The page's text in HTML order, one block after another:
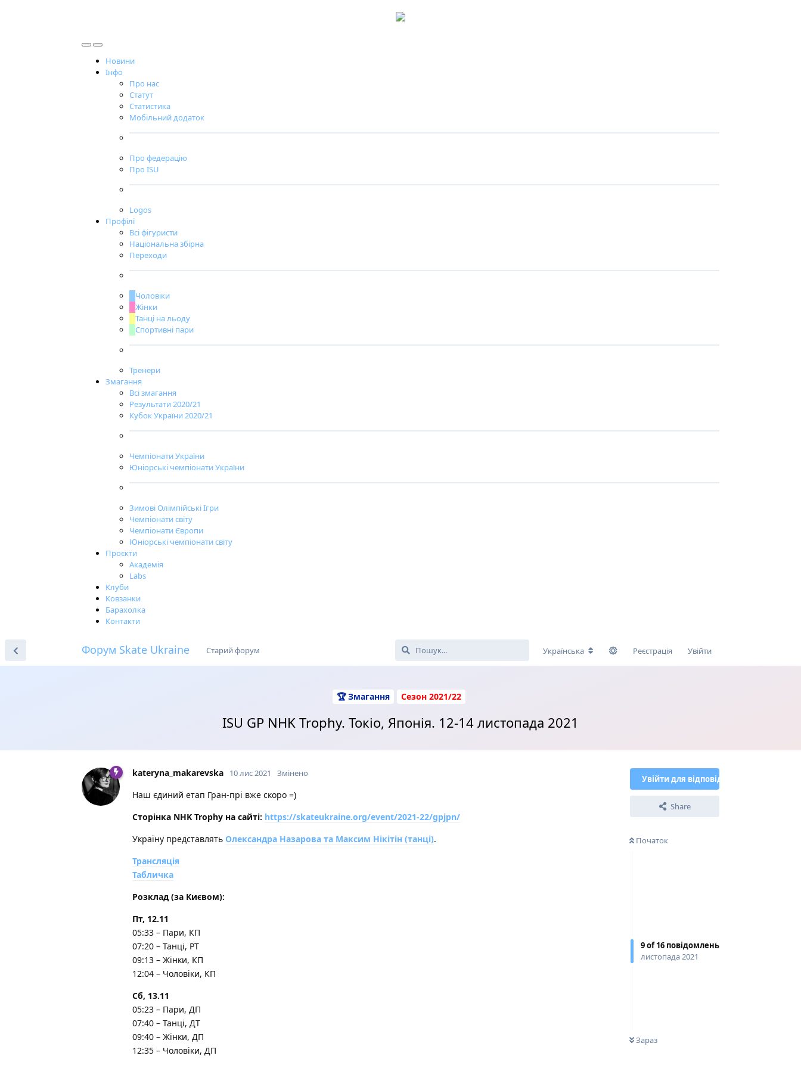
Новини
Інфо
Про нас
Статут
Статистика
Мобільний додаток
Про федерацію
Про ISU
Logos
Профілі
Всі фігуристи
Національна збірна
Переходи
Чоловіки
Жінки
Танці на льоду
Спортивні пари
Тренери
Змагання
Всі змагання
Результати 2020/21
Кубок України 2020/21
Чемпіонати України
Юніорські чемпіонати України
Зимові Олімпійські Ігри
Чемпіонати світу
Чемпіонати Європи
Юніорські чемпіонати світу
Проєкти
Академія
Labs
Клуби
Ковзанки
Барахолка
Контакти
Форум Skate Ukraine Старий форум Українська Реєстрація Увійти
🏆 Змагання Сезон 2021/22
ISU GP NHK Trophy. Токіо, Японія. 12-14 листопада 2021
Увійти для відповіді
Share
Початок
9of16 повідомлень
листопада 2021
Зараз
kateryna_makarevska 10 лис 2021 Змінено
Наш єдиний етап Гран-прі вже скоро =)
Сторінка NHK Trophy на сайті: https://skateukraine.org/event/2021-22/gpjpn/
Україну представлять Олександра Назарова та Максим Нікітін (танці).
Трансляція
Табличка
Розклад (за Києвом):
Пт, 12.11
05:33 – Пари, КП
07:20 – Танці, РТ
09:13 – Жінки, КП
12:04 – Чоловіки, КП
Сб, 13.11
05:23 – Пари, ДП
07:40 – Танці, ДТ
09:40 – Жінки, ДП
12:35 – Чоловіки, ДП